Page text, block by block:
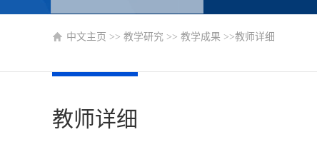
硕士生导师
中文主页 >> 教学研究 >> 教学成果 >>教师详细
教师详细